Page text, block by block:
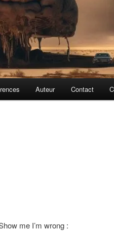
Auteur Contact
me I’m wrong :